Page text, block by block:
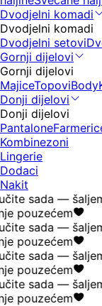
Dvodjelni komadi
Dvodjelni komadi
Dvodjelni setovi
Gornji dijelovi
Gornji dijelovi
MajiceTopoviBody
Donji dijelovi
Donji dijelovi
Pantalone
Kombinezoni
Lingerie
Dodaci
Nakit
sada —
pouzećem
sada —
pouzećem
sada —
pouzećem
sada —
pouzećem